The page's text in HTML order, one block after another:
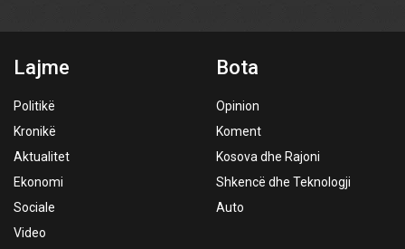
Lajme
Politikë
Kronikë
Aktualitet
Ekonomi
Sociale
Video
Bota
Opinion
Koment
Kosova dhe Rajoni
Shkencë dhe Teknologji
Auto